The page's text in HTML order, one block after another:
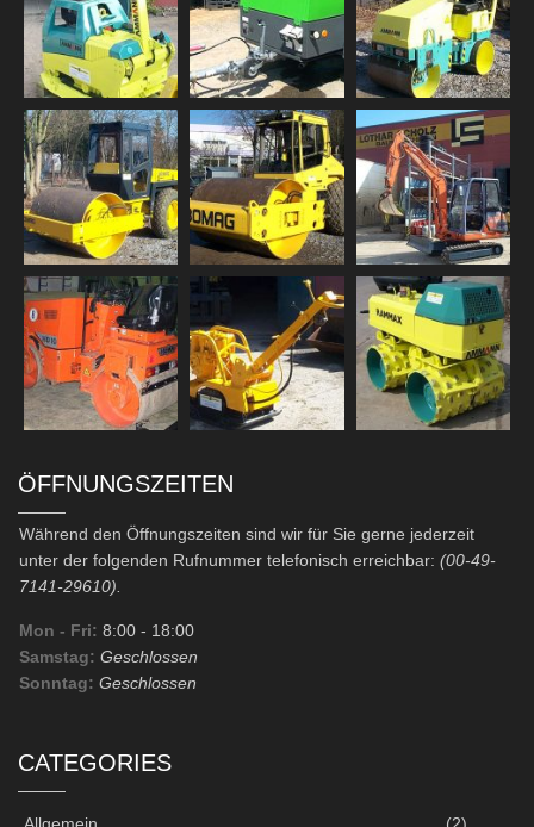
ÖFFNUNGSZEITEN
Während den Öffnungszeiten sind wir für Sie gerne jederzeit
unter der folgenden Rufnummer telefonisch erreichbar: (00-49-
7141-29610).
Mon - Fri: 8:00 - 18:00
Samstag: Geschlossen
Sonntag: Geschlossen
CATEGORIES